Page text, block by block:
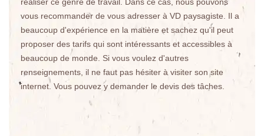
vous recommander de vous adresser à VD paysagiste. Il a
beaucoup d'expérience en la matière et sachez qu'il peut
proposer des tarifs qui sont intéressants et accessibles à
beaucoup de monde. Si vous voulez d'autres
renseignements, il ne faut pas hésiter à visiter son site
internet. Vous pouvez y demander le devis des tâches.